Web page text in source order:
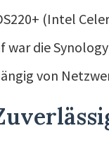
(Intel
die
von